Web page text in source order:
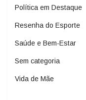
Política em Destaque
Resenha do Esporte
Saúde e Bem-Estar
Sem categoria
Vida de Mãe